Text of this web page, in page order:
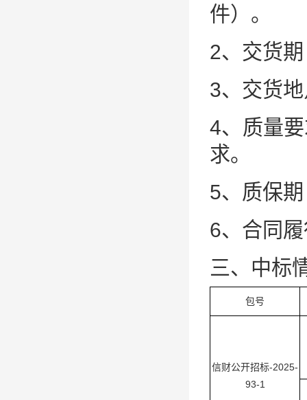
件）。
2、交货
3、交货
4、质量
求。
5、质保
6、合同
三、中标
包号
信财公开招标-2025-
93-1